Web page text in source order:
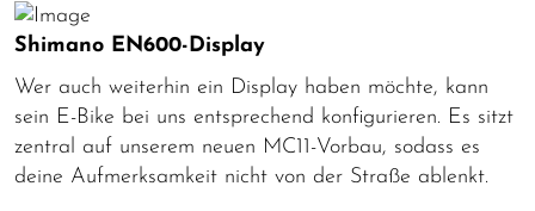
Shimano EN600-Display
Wer auch weiterhin ein Display haben möchte, kann
sein E-Bike bei uns entsprechend konfigurieren. Es sitzt
zentral auf unserem neuen MC11-Vorbau, sodass es
deine Aufmerksamkeit nicht von der Straße ablenkt.